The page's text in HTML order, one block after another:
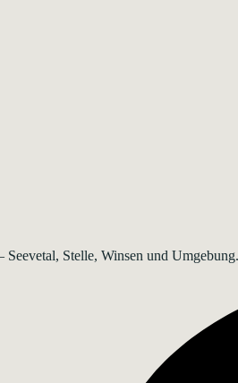
Stelle, Winsen und Umgebung.